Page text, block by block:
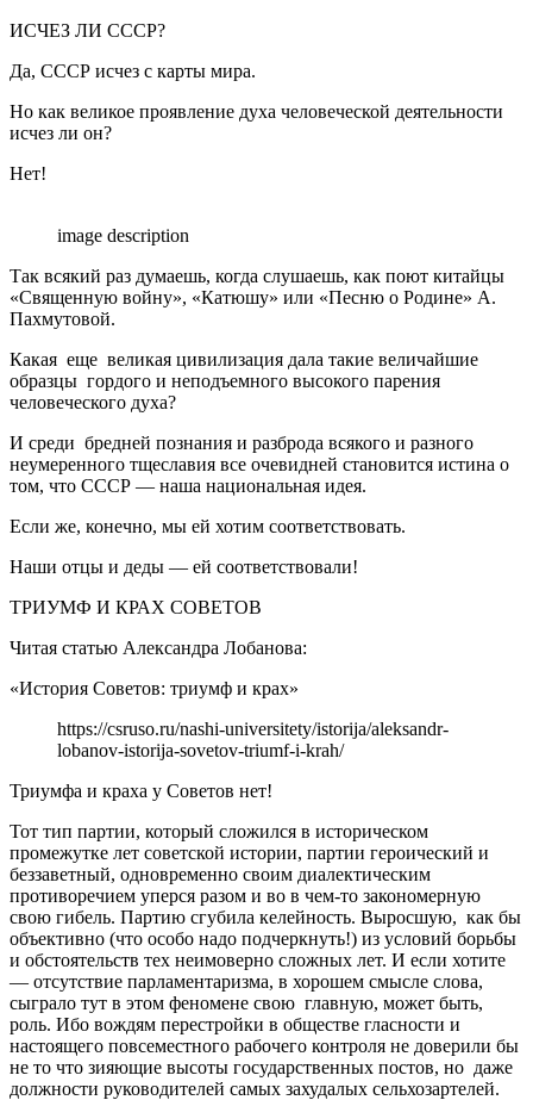
ИСЧЕЗ ЛИ СССР?
Да, СССР исчез с карты мира.
Но как великое проявление духа человеческой деятельности
исчез ли он?
Нет!
image description
Так всякий раз думаешь, когда слушаешь, как поют китайцы
«Священную войну», «Катюшу» или «Песню о Родине» А.
Пахмутовой.
Какая еще великая цивилизация дала такие величайшие
образцы гордого и неподъемного высокого парения
человеческого духа?
И среди бредней познания и разброда всякого и разного
неумеренного тщеславия все очевидней становится истина о
том, что СССР — наша национальная идея.
Если же, конечно, мы ей хотим соответствовать.
Наши отцы и деды — ей соответствовали!
ТРИУМФ И КРАХ СОВЕТОВ
Читая статью Александра Лобанова:
«История Советов: триумф и крах»
https://csruso.ru/nashi-universitety/istorija/aleksandr-
lobanov-istorija-sovetov-triumf-i-krah/
Триумфа и краха у Советов нет!
Тот тип партии, который сложился в историческом
промежутке лет советской истории, партии героический и
беззаветный, одновременно своим диалектическим
противоречием уперся разом и во в чем-то закономерную
свою гибель. Партию сгубила келейность. Выросшую, как бы
объективно (что особо надо подчеркнуть!) из условий борьбы
и обстоятельств тех неимоверно сложных лет. И если хотите
— отсутствие парламентаризма, в хорошем смысле слова,
сыграло тут в этом феномене свою главную, может быть,
роль. Ибо вождям перестройки в обществе гласности и
настоящего повсеместного рабочего контроля не доверили бы
не то что зияющие высоты государственных постов, но даже
должности руководителей самых захудалых сельхозартелей.